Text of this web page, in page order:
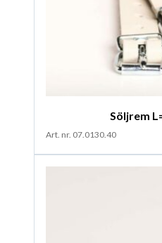
Söljrem
Art. nr. 07.0130.40